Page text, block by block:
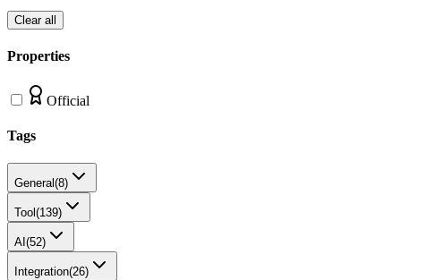
Clear all
Properties
Official
Tags
General(8)
Tool (139)
AI (52)
Integration(26)